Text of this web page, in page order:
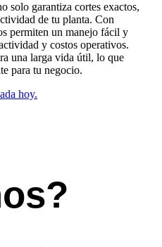
solo garantiza cortes exactos,
de tu planta. Con
permiten un manejo fácil y
y costos operativos.
una larga vida útil, lo que
para tu negocio.
hoy.